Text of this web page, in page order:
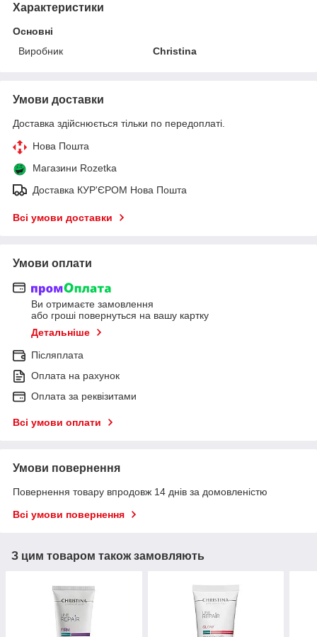
Характеристики
Основні
Виробник
Christina
Умови доставки
Доставка здійснюється тільки по передоплаті.
Нова Пошта
Магазини Rozetka
Доставка КУР'ЄРОМ Нова Пошта
Всі умови доставки
Умови оплати
Ви отримаєте замовлення
або гроші повернуться на вашу картку
Детальніше
Післяплата
Оплата на рахунок
Оплата за реквізитами
Всі умови оплати
Умови повернення
Повернення товару впродовж 14 днів за домовленістю
Всі умови повернення
З цим товаром також замовляють